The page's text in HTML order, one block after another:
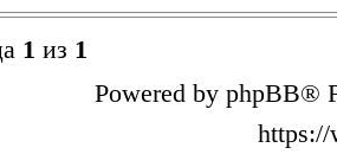
1 из 1
Powered by phpBB®
https://